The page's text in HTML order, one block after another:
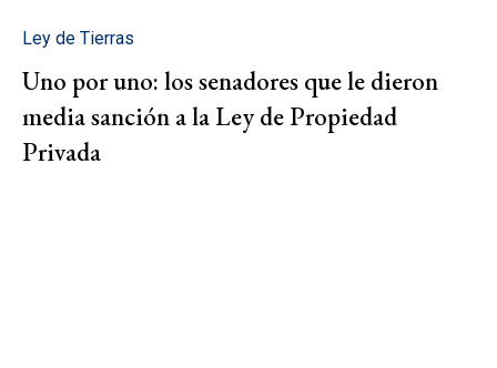
Ley de Tierras
Uno por uno: los senadores que le dieron
media sanción a la Ley de Propiedad
Privada